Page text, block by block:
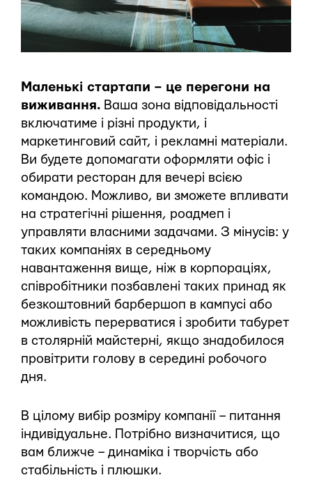
Маленькі стартапи – це перегони на
виживання. Ваша зона відповідальності
включатиме і різні продукти, і
маркетинговий сайт, і рекламні матеріали.
Ви будете допомагати оформляти офіс і
обирати ресторан для вечері всією
командою. Можливо, ви зможете впливати
на стратегічні рішення, роадмеп і
управляти власними задачами. З мінусів: у
таких компаніях в середньому
навантаження вище, ніж в корпораціях,
співробітники позбавлені таких принад як
безкоштовний барбершоп в кампусі або
можливість перерватися і зробити табурет
в столярній майстерні, якщо знадобилося
провітрити голову в середині робочого
дня.
В цілому вибір розміру компанії – питання
індивідуальне. Потрібно визначитися, що
вам ближче – динаміка і творчість або
стабільність і плюшки.